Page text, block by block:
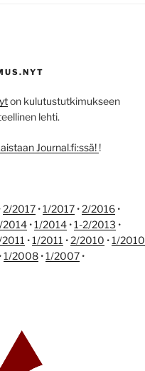
on kulutustutkimukseen
lehti.
Journal.fi:ssä! !
2/2017•1/2017•2/2016•
2014•1/2014•1-2/2013 •
•1/2011 •2/2010 •1/2010
1/2008•1/2007•